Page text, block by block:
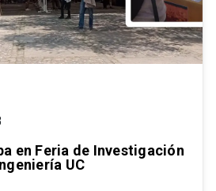
en Feria de Investigación
UC